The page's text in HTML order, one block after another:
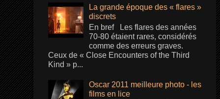
La grande époque des « flares »
discrets
En bref Les flares des années
70-80 étaient rares, considérés
comme des erreurs graves.
Ceux de « Close Encounters of the Third
Kind » p...
Oscar 2011 meilleure photo - les
films en lice